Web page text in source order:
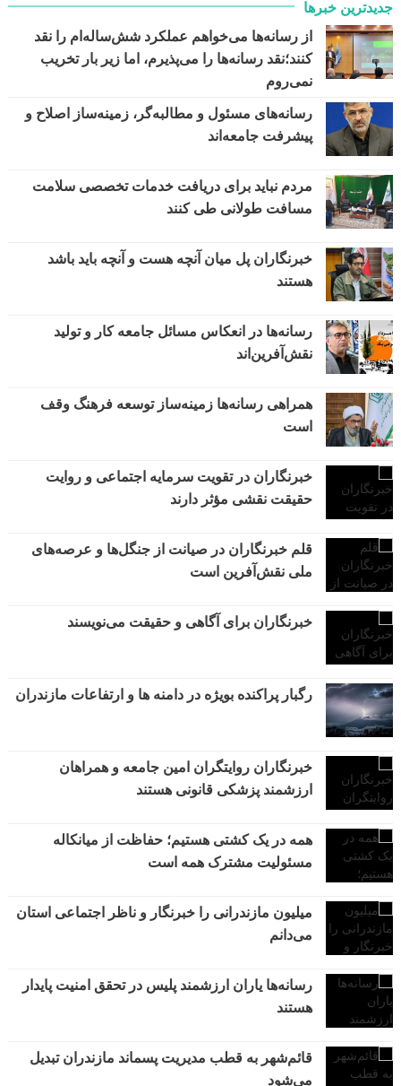
جدیدترین خبرها
از رسانه‌ها می‌خواهم عملکرد شش‌ساله‌ام را نقد
کنند؛نقد رسانه‌ها را می‌پذیرم، اما زیر بار تخریب
نمی‌روم
رسانه‌های مسئول و مطالبه‌گر، زمینه‌ساز اصلاح و
پیشرفت جامعه‌اند
مردم نباید برای دریافت خدمات تخصصی سلامت
مسافت طولانی طی کنند
خبرنگاران پل میان آنچه هست و آنچه باید باشد
هستند
رسانه‌ها در انعکاس مسائل جامعه کار و تولید
نقش‌آفرین‌اند
همراهی رسانه‌ها زمینه‌ساز توسعه فرهنگ وقف
است
خبرنگاران در تقویت سرمایه اجتماعی و روایت
حقیقت نقشی مؤثر دارند
قلم خبرنگاران در صیانت از جنگل‌ها و عرصه‌های
ملی نقش‌آفرین است
خبرنگاران برای آگاهی و حقیقت می‌نویسند
رگبار پراکنده بویژه در دامنه ها و ارتفاعات مازندران
خبرنگاران روایتگران امین جامعه و همراهان
ارزشمند پزشکی قانونی هستند
همه در یک کشتی هستیم؛ حفاظت از میانکاله
مسئولیت مشترک همه است
میلیون مازندرانی را خبرنگار و ناظر اجتماعی استان
می‌دانم
رسانه‌ها یاران ارزشمند پلیس در تحقق امنیت پایدار
هستند
قائم‌شهر به قطب مدیریت پسماند مازندران تبدیل
می‌شود